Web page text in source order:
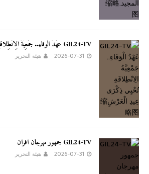
GIL24-TV عَهْدُ الْوَفَاءِ.. جَمْعِيَّةُ الِانْطِلاقَةِ تُحْيِي ذِكْرَى عِيدِ الْعَرْشِ
2026-07-31 هيئة التحرير
GIL24-TV جمهور مهرجان افران
2026-07-31 هيئة التحرير